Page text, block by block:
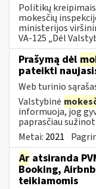
Politikų
mokesčių
ministerijos
VA-125 „Dėl
Prašymą dėl
pateikti
Web turinio
Valstybinė
informuoja, jog
paprasčiau
Metai: 2021
Ar atsiranda
Booking, Airbnb
teikiamomis